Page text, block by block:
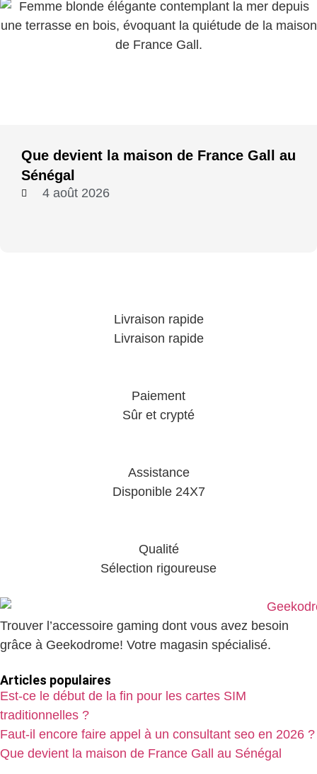
Que devient la maison de France Gall au
Sénégal
4 août 2026
Livraison rapide
Livraison rapide
Paiement
Sûr et crypté
Assistance
Disponible 24X7
Qualité
Sélection rigoureuse
Trouver l’accessoire gaming dont vous avez besoin
grâce à Geekodrome! Votre magasin spécialisé.
Articles populaires
Est-ce le début de la fin pour les cartes SIM
traditionnelles ?
Faut-il encore faire appel à un consultant seo en 2026 ?
Que devient la maison de France Gall au Sénégal